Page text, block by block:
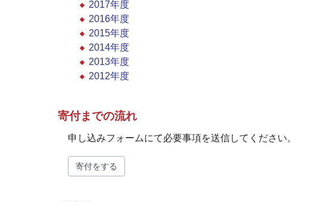
2017年度
2016年度
2015年度
2014年度
2013年度
2012年度
寄付までの流れ
申し込みフォームにて必要事項を送信してください。
寄付をする